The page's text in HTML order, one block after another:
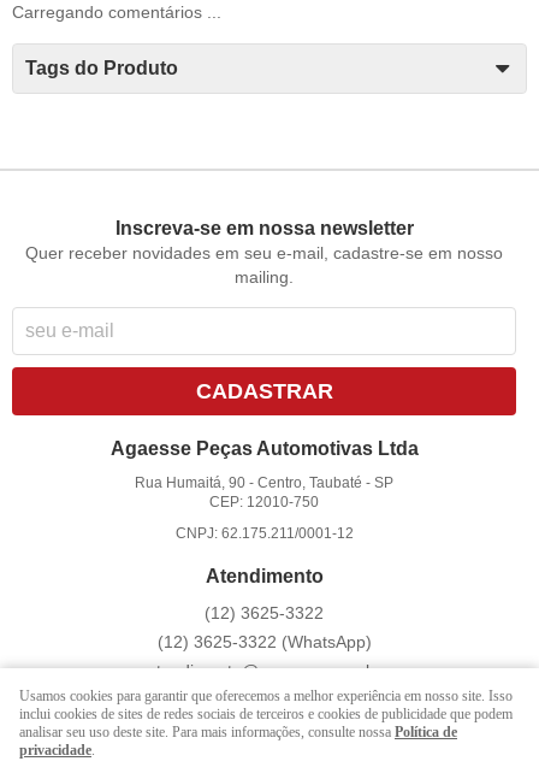
Carregando comentários ...
Tags do Produto
Inscreva-se em nossa newsletter
Quer receber novidades em seu e-mail, cadastre-se em nosso
mailing.
CADASTRAR
Agaesse Peças Automotivas Ltda
Rua Humaitá, 90 -Centro, Taubaté -SP
CEP: 12010-750
CNPJ: 62.175.211/0001-12
Atendimento
(12) 3625-3322
(12) 3625-3322 (WhatsApp)
atendimento@agaesse.com.br
LOJA VIRTUAL CRIADA POR
Usamos cookies para garantir que oferecemos a melhor experiência em nosso site. Isso
inclui cookies de sites de redes sociais de terceiros e cookies de publicidade que podem
analisar seu uso deste site. Para mais informações, consulte nossa Política de
privacidade.